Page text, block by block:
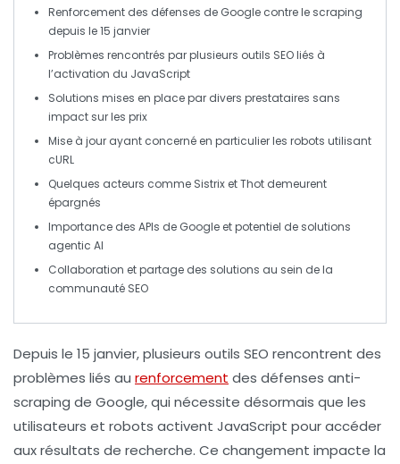
Renforcement des défenses de Google contre le scraping
depuis le 15 janvier
Problèmes rencontrés par plusieurs outils SEOliés à
l’activation du JavaScript
Solutions mises en place par divers prestataires sans
impact sur les prix
Mise à jour ayant concerné en particulier les robots utilisant
cURL
Quelques acteurs comme Sistrix etThot demeurent
épargnés
Importance des APIs de Google et potentiel de solutions
agentic AI
Collaboration et partage des solutions au sein de la
communauté SEO
Depuis le 15 janvier, plusieurs outils SEO rencontrent des
problèmes liés au renforcement des défenses anti-
scraping de Google, qui nécessite désormais que les
utilisateurs et robots activent JavaScript pour accéder
aux résultats de recherche. Ce changement impacte la